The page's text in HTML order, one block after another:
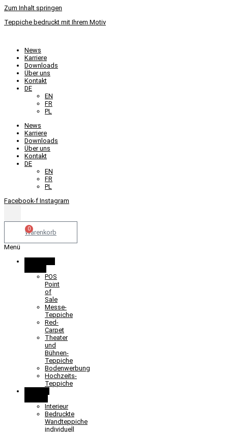
Zum Inhalt springen
Teppiche bedruckt mit Ihrem Motiv
News
Karriere
Downloads
Über uns
Kontakt
DE
EN
FR
PL
News
Karriere
Downloads
Über uns
Kontakt
DE
EN
FR
PL
Facebook-f Instagram
0
Warenkorb
Menü
POS
Point
of
Sale
Messe-
Teppiche
Red-
Carpet
Theater
und
Bühnen-
Teppiche
Bodenwerbung
Hochzeits-
Teppiche
Interieur
Bedruckte
Wandteppiche
individuell